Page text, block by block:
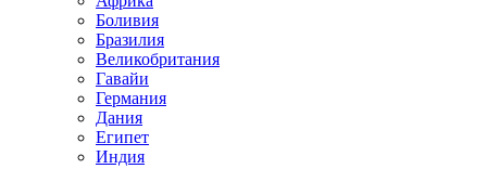
Боливия
Бразилия
Великобритания
Гавайи
Германия
Дания
Египет
Индия